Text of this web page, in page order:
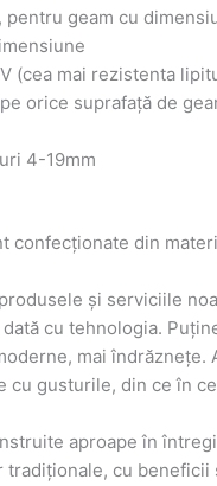
pentru geam cu
(cea mai rezistenta
orice suprafață de
4-19mm
confecționate din
și serviciile
cu tehnologia.
mai
cu gusturile, din ce în
aproape în
cu